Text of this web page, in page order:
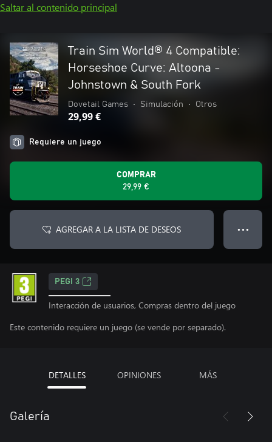
Saltar al contenido principal
Train Sim World® 4 Compatible:
Horseshoe Curve: Altoona -
Johnstown & South Fork
Dovetail Games • Simulación • Otros
29,99 €
Requiere un juego
COMPRAR
29,99 €
AGREGAR A LA LISTA DE DESEOS ● ● ●
PEGI 3
Interacción de usuarios, Compras dentro del juego
Este contenido requiere un juego (se vende por separado).
DETALLES OPINIONES MÁS
Galería